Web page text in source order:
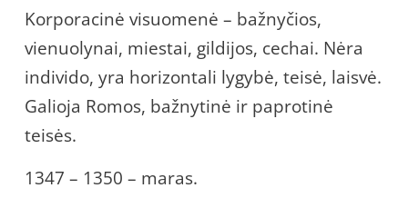
Korporacinė visuomenė – bažnyčios,
vienuolynai, miestai, gildijos, cechai. Nėra
individo, yra horizontali lygybė, teisė, laisvė.
Galioja Romos, bažnytinė ir paprotinė
teisės.
1347 – 1350 – maras.